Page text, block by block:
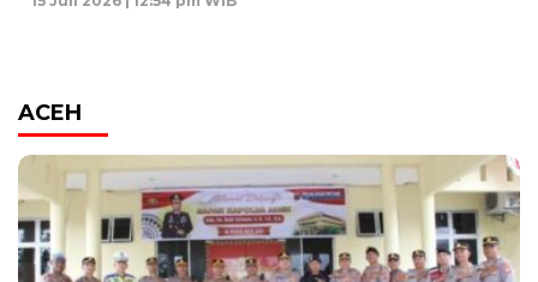
ACEH